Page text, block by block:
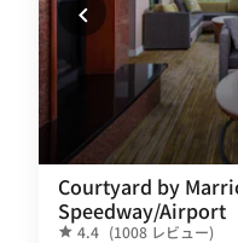
Courtyard by
Speedway/Airport
4.4 (1008 レビュー)